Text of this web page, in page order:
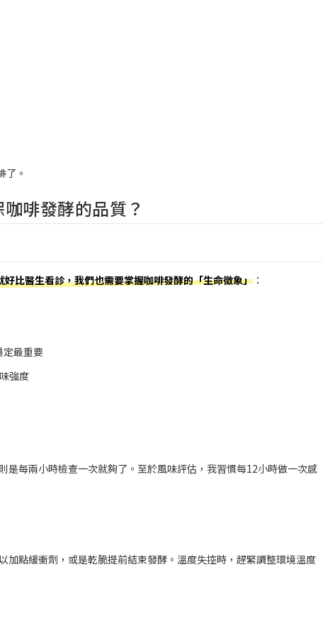
了。
啡發酵的品質？
比醫生看診，我們也需要掌握咖啡發酵的「生命徵象」 ：
定最重要
強度
是每兩小時檢查一次就夠了。至於風味評估，我習慣每12小時做一次感
加點緩衝劑，或是乾脆提前結束發酵。溫度失控時，趕緊調整環境溫度